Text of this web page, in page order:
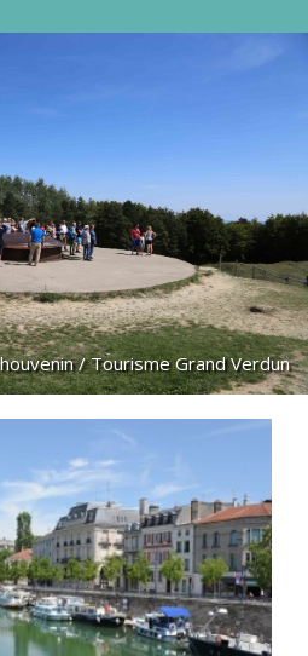
/ Tourisme Grand Verdun